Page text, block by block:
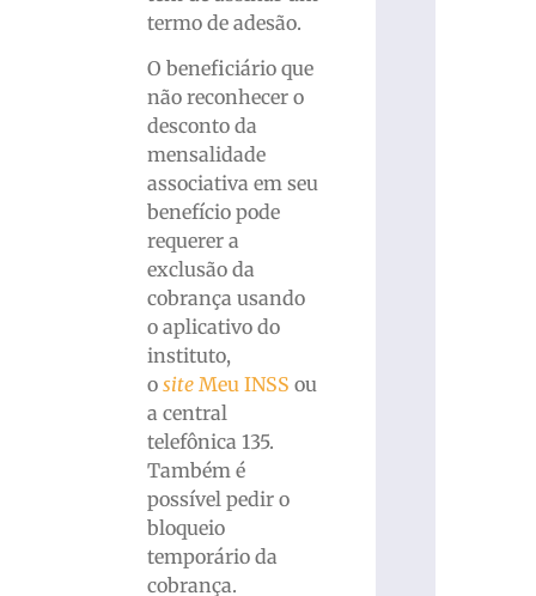
termo de adesão.
O beneficiário que
não reconhecer o
desconto da
mensalidade
associativa em seu
benefício pode
requerer a
exclusão da
cobrança usando
o aplicativo do
instituto,
o siteMeu INSS ou
a central
telefônica 135.
Também é
possível pedir o
bloqueio
temporário da
cobrança.